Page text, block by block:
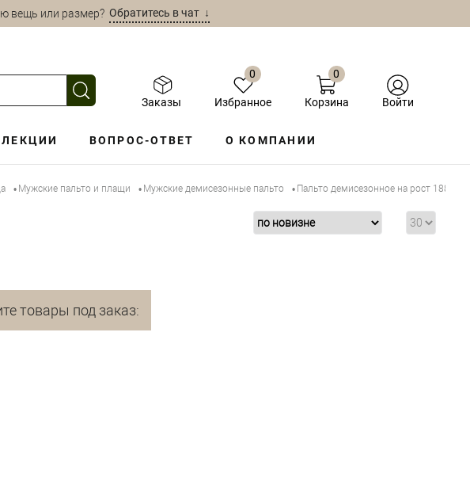
вещь или размер?Обратитесь в чат ↓
Заказы
0
Избранное
0
Корзина Войти
ВОПРОС-ОТВЕТ О КОМПАНИИ
• Мужские пальто и плащи • Мужские демисезонные пальто • Пальто демисезонное на рост 188 см
товары под заказ: